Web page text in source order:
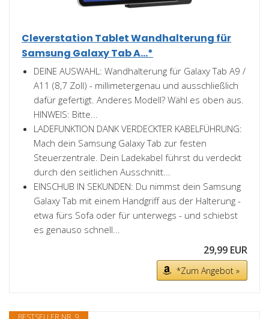
Cleverstation Tablet Wandhalterung für
Samsung Galaxy Tab A...*
DEINE AUSWAHL: Wandhalterung für Galaxy Tab A9 /
A11 (8,7 Zoll) - millimetergenau und ausschließlich
dafür gefertigt. Anderes Modell? Wähl es oben aus.
HINWEIS: Bitte...
LADEFUNKTION DANK VERDECKTER KABELFÜHRUNG:
Mach dein Samsung Galaxy Tab zur festen
Steuerzentrale. Dein Ladekabel führst du verdeckt
durch den seitlichen Ausschnitt...
EINSCHUB IN SEKUNDEN: Du nimmst dein Samsung
Galaxy Tab mit einem Handgriff aus der Halterung -
etwa fürs Sofa oder für unterwegs - und schiebst
es genauso schnell...
29,99 EUR
*Zum Angebot »